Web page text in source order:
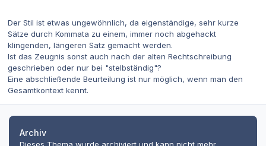
Der Stil ist etwas ungewöhnlich, da eigenständige, sehr kurze
Sätze durch Kommata zu einem, immer noch abgehackt
klingenden, längeren Satz gemacht werden.
Ist das Zeugnis sonst auch nach der alten Rechtschreibung
geschrieben oder nur bei "stelbständig"?
Eine abschließende Beurteilung ist nur möglich, wenn man den
Gesamtkontext kennt.
Archiv